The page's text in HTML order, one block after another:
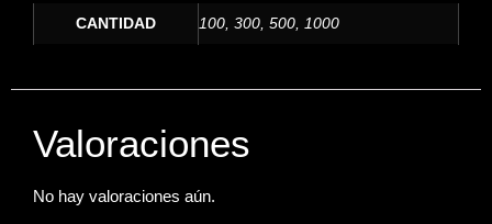
CANTIDAD 100, 300, 500, 1000
Valoraciones
No hay valoraciones aún.